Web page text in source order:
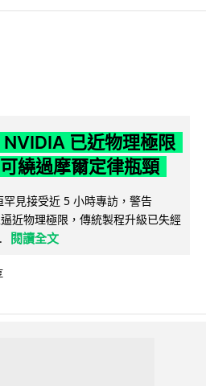
已近物理極限
繞過摩爾定律瓶頸
見接受近 5 小時專訪，警告
近物理極限，傳統製程升級已失經
閱讀全文